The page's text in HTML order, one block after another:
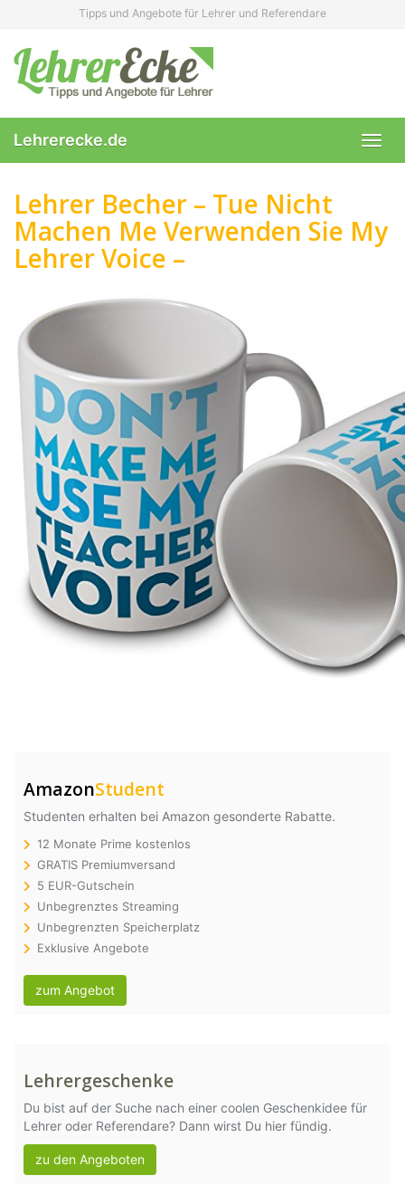
content
Tipps und Angebote für Lehrer und Referendare
Lehrerecke.de
Lehrer Becher – Tue Nicht
Machen Me Verwenden Sie My
Lehrer Voice –
AmazonStudent
Studenten erhalten bei Amazon gesonderte Rabatte.
12 Monate Prime kostenlos
GRATIS Premiumversand
5 EUR-Gutschein
Unbegrenztes Streaming
Unbegrenzten Speicherplatz
Exklusive Angebote
zum Angebot
Lehrergeschenke
Du bist auf der Suche nach einer coolen Geschenkidee für
Lehrer oder Referendare? Dann wirst Du hier fündig.
zu den Angeboten